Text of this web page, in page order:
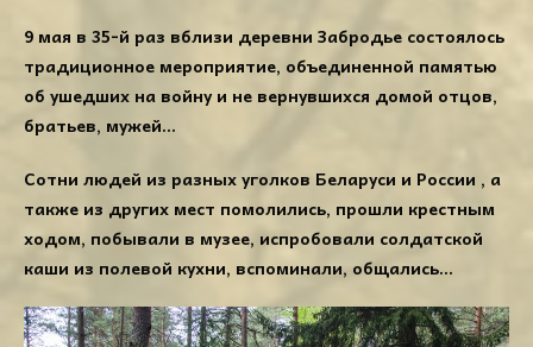
9 мая в 35-й раз вблизи деревни Забродье состоялось
традиционное мероприятие, объединенной памятью
об ушедших на войну и не вернувшихся домой отцов,
братьев, мужей…
Сотни людей из разных уголков Беларуси и России , а
также из других мест помолились, прошли крестным
ходом, побывали в музее, испробовали солдатской
каши из полевой кухни, вспоминали, общались…